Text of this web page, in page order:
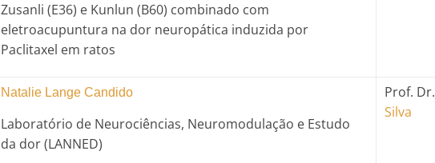
Zusanli (E36) e Kunlun (B60) combinado com
eletroacupuntura na dor neuropática induzida por
Paclitaxel em ratos
Natalie Lange Candido
Laboratório de Neurociências, Neuromodulação e Estudo
da dor (LANNED)
Prof. Dr.
Silva